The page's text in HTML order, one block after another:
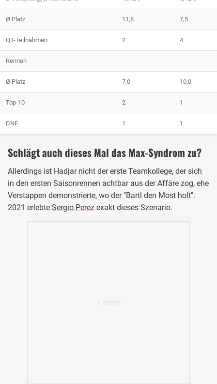
Ø Platz 11,8 7,5
Q3-Teilnahmen 2 4
Rennen
Ø Platz 7,0 10,0
Top-10 2 1
DNF 1 1
Schlägt auch dieses Mal das Max-Syndrom zu?
Allerdings ist Hadjar nicht der erste Teamkollege, der sich
in den ersten Saisonrennen achtbar aus der Affäre zog, ehe
Verstappen demonstrierte, wo der "Bartl den Most holt".
2021 erlebte Sergio Perez exakt dieses Szenario.